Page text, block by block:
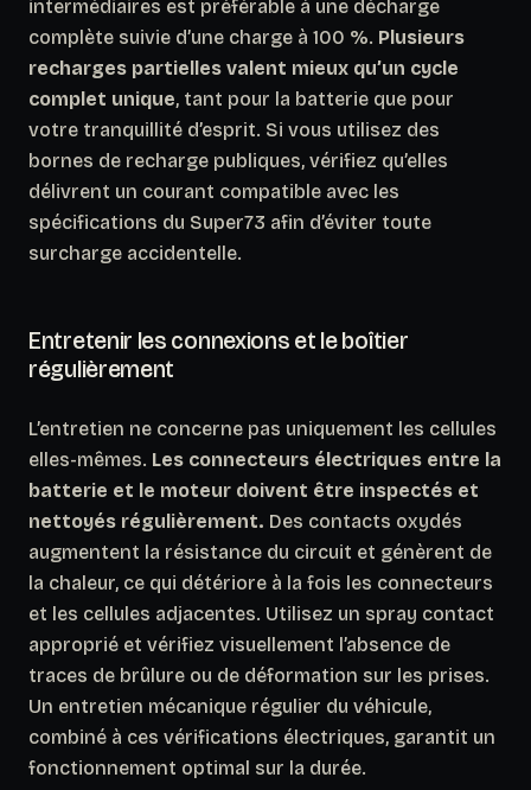
intermédiaires est préférable à une décharge
complète suivie d’une charge à 100 %. Plusieurs
recharges partielles valent mieux qu’un cycle
complet unique, tant pour la batterie que pour
votre tranquillité d’esprit. Si vous utilisez des
bornes de recharge publiques, vérifiez qu’elles
délivrent un courant compatible avec les
spécifications du Super73 afin d’éviter toute
surcharge accidentelle.
Entretenir les connexions et le boîtier
régulièrement
L’entretien ne concerne pas uniquement les cellules
elles-mêmes. Les connecteurs électriques entre la
batterie et le moteur doivent être inspectés et
nettoyés régulièrement. Des contacts oxydés
augmentent la résistance du circuit et génèrent de
la chaleur, ce qui détériore à la fois les connecteurs
et les cellules adjacentes. Utilisez un spray contact
approprié et vérifiez visuellement l’absence de
traces de brûlure ou de déformation sur les prises.
Un entretien mécanique régulier du véhicule,
combiné à ces vérifications électriques, garantit un
fonctionnement optimal sur la durée.